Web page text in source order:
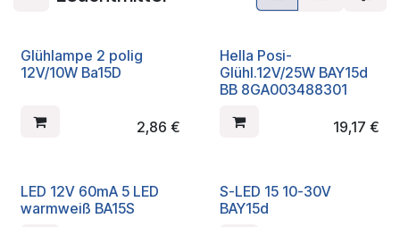
Glühlampe 2 polig
12V/10W Ba15D
2,86 €
Hella Posi-
Glühl.12V/25W BAY15d
BB 8GA003488301
19,17 €
LED 12V 60mA 5 LED
warmweiß BA15S
S-LED 15 10-30V
BAY15d